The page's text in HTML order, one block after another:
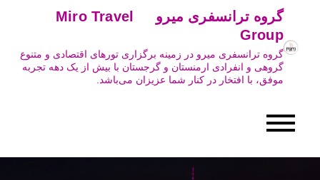
content
گروه ترانسفری میرو Miro Travel
Group
گروه ترانسفری میرو در زمینه برگزاری تورهای اقتصادی و متنوع
گروهی و انفرادی ارمنستان و گرجستان با بیش از یک دهه تجربه
موفق، با افتخار در کنار شما عزیزان می‌باشد.